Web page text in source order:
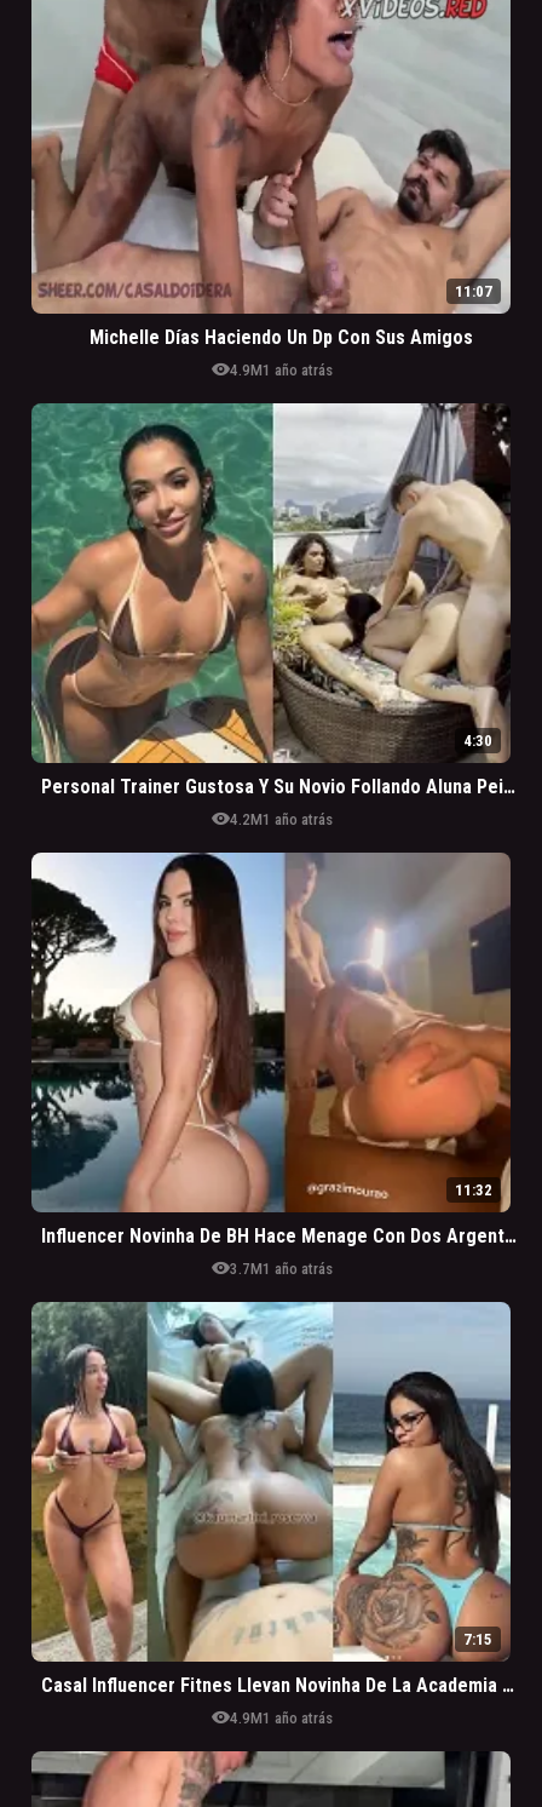
11:07
Michelle Días Haciendo Un Dp Con Sus Amigos
visibility4.9M1 año atrás
4:30
Personal Trainer Gustosa Y Su Novio Follando Aluna Peituda Casada En Cobertura En Leblon
visibility4.2M1 año atrás
11:32
Influencer Novinha De BH Hace Menage Con Dos Argentinos Roludos
visibility3.7M1 año atrás
7:15
Casal Influencer Fitnes Llevan Novinha De La Academia Para Hacer Menage Y Filman Todo
visibility4.9M1 año atrás